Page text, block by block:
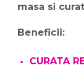
masa si
Beneficii:
CURATA